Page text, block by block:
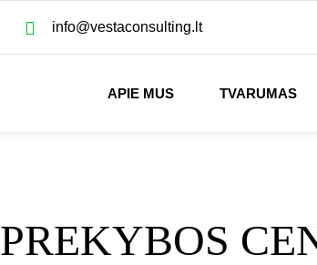
info@vestaconsulting.lt
APIE MUS TVARUMAS
PREKYBOS